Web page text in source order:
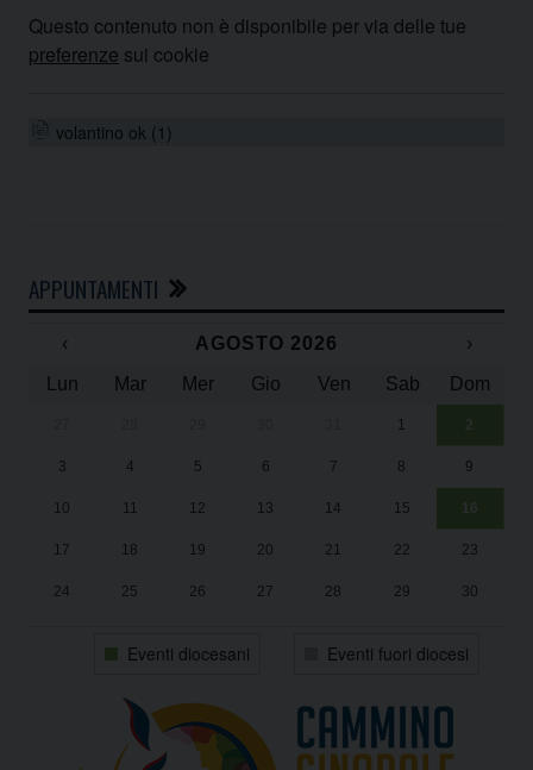
Questo contenuto non è disponibile per via delle tue
preferenze sui cookie
volantino ok (1)
APPUNTAMENTI
‹ AGOSTO 2026
›
Lun
Mar Mer Gio Ven Sab Dom
1 2
3 4 5 6 7 8 9
10 11 12 13 14 15 16
17 18 19 20 21 22 23
24 25 26 27 28 29 30
Eventi diocesani Eventi fuori diocesi